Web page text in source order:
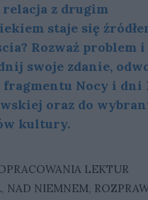
relacja z drugim
staje się
Rozważ problem i
swoje zdanie,
fragmentu Nocy i
oraz do
kultury.
LEKTUR
, NAD NIEMNEM,